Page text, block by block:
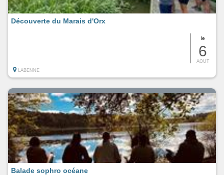
le
6
AOUT
Découverte du Marais d'Orx
LABENNE
Balade sophro océane